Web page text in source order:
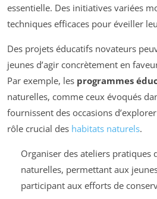
essentielle. Des initiatives variées
techniques efficaces pour éveiller
Des projets éducatifs novateurs
jeunes d’agir concrètement en
Par exemple, les programmes
naturelles, comme ceux évoqués
fournissent des occasions
rôle crucial des habitats naturels.
Organiser des ateliers pratiques
naturelles, permettant aux
participant aux efforts de